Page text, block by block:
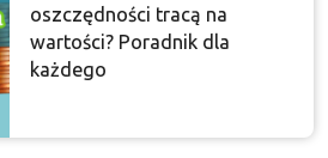
oszczędności tracą na
wartości? Poradnik dla
każdego